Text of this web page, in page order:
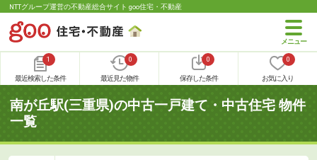
NTTグループ運営の不動産総合サイト goo住宅・不動産
1
最近検索した条件
0
最近見た物件
0
保存した条件
0
お気に入り
南が丘駅(三重県)の中古一戸建て・中古住宅 物件
一覧